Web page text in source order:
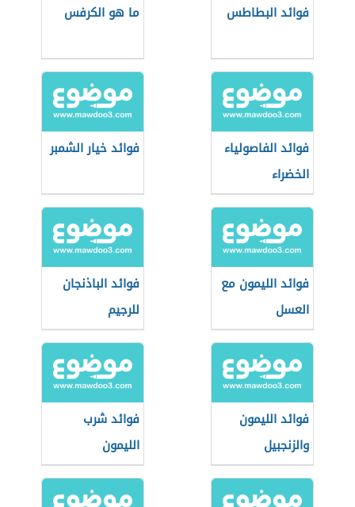
فوائد البطاطس ما هو الكرفس
فوائد الفاصولياء
الخضراء
فوائد خيار الشمبر
فوائد الليمون مع
العسل
فوائد الباذنجان
للرجيم
فوائد الليمون
والزنجبيل
فوائد شرب
الليمون